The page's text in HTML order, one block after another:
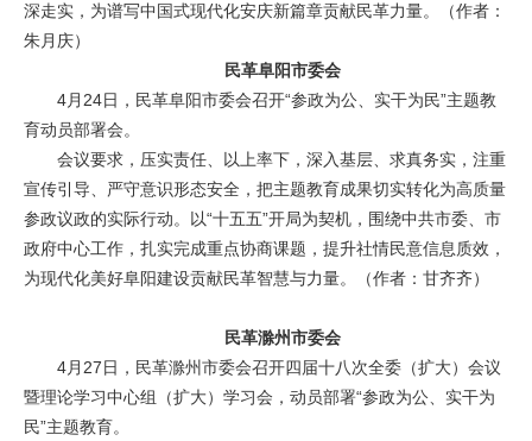
深走实，为谱写中国式现代化安庆新篇章贡献民革力量。（作者：
朱月庆）
民革阜阳市委会
4月24日，民革阜阳市委会召开“参政为公、实干为民”主题教
育动员部署会。
会议要求，压实责任、以上率下，深入基层、求真务实，注重
宣传引导、严守意识形态安全，把主题教育成果切实转化为高质量
参政议政的实际行动。以“十五五”开局为契机，围绕中共市委、市
政府中心工作，扎实完成重点协商课题，提升社情民意信息质效，
为现代化美好阜阳建设贡献民革智慧与力量。
（作者：甘齐齐）
民革滁州市委会
4月27日，民革滁州市委会召开四届十八次全委（扩大）会议
暨理论学习中心组（扩大）学习会，动员部署“参政为公、实干为
民”主题教育。